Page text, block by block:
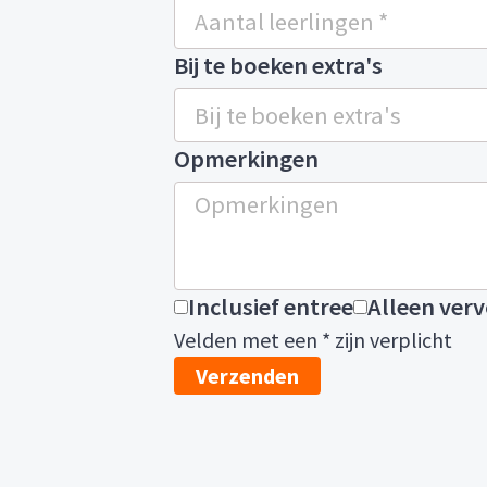
Bij te boeken extra's
Opmerkingen
Inclusief entree Alleen
Velden met een * zijn verplicht